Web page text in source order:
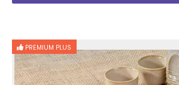
PREMIUM PLUS